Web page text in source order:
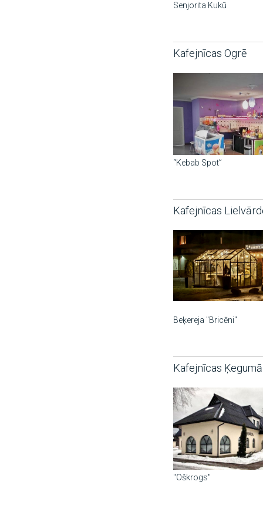
Senjorita Kukū
Kafejnīcas Ogrē
“Kebab Spot”
Kafejnīcas
Beķereja "Bricēni"
Kafejnīcas Ķegumā
"Oškrogs"